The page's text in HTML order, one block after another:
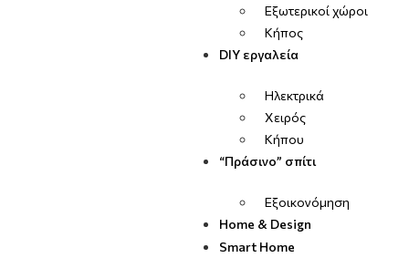
Εξωτερικοί χώροι
Κήπος
DIY εργαλεία
Ηλεκτρικά
Χειρός
Κήπου
“Πράσινο” σπίτι
Εξοικονόμηση
Home & Design
Smart Home